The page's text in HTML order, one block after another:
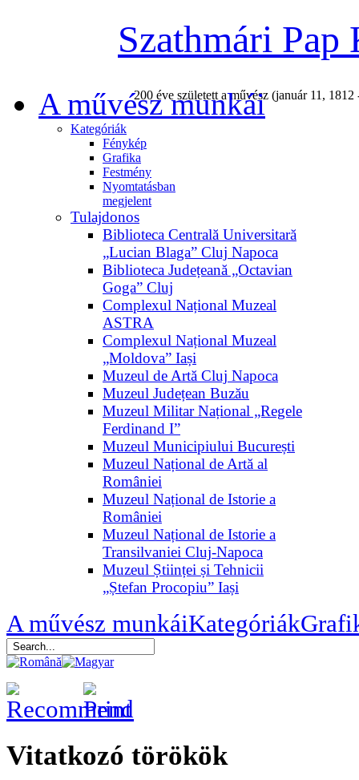
Szathmári Pap
200 éve született a művész (január 11,
A művész munkái
Kategóriák
Fénykép
Grafika
Festmény
Nyomtatásban
megjelent
Tulajdonos
Biblioteca Centrală Universitară
„Lucian Blaga” Cluj Napoca
Biblioteca Județeană „Octavian
Goga” Cluj
Complexul Național Muzeal
ASTRA
Complexul Național Muzeal
„Moldova” Iași
Muzeul de Artă Cluj Napoca
Muzeul Județean Buzău
Muzeul Militar Național „Regele
Ferdinand I”
Muzeul Municipiului București
Muzeul Național de Artă al
României
Muzeul Național de Istorie a
României
Muzeul Național de Istorie a
Transilvaniei Cluj-Napoca
Muzeul Științei și Tehnicii
„Ștefan Procopiu” Iași
A művész munkáiKategóriák
Vitatkozó törökök